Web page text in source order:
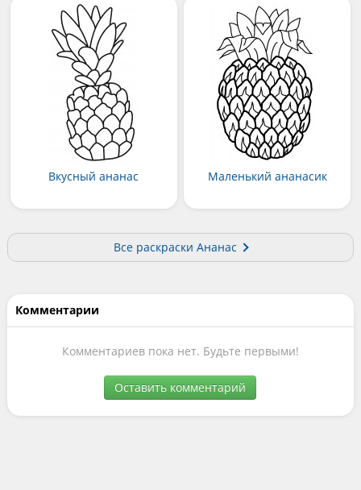
Вкусный ананас Маленький ананасик
Все раскраски Ананас
Комментарии
Комментариев пока нет. Будьте первыми!
Оставить комментарий